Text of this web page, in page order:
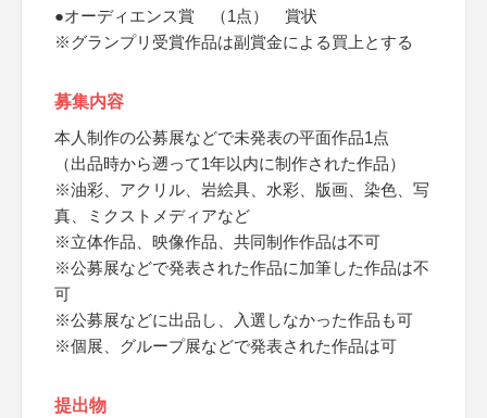
●オーディエンス賞 （1点） 賞状
※グランプリ受賞作品は副賞金による買上とする
募集内容
本人制作の公募展などで未発表の平面作品1点
（出品時から遡って1年以内に制作された作品）
※油彩、アクリル、岩絵具、水彩、版画、染色、写
真、ミクストメディアなど
※立体作品、映像作品、共同制作作品は不可
※公募展などで発表された作品に加筆した作品は不
可
※公募展などに出品し、入選しなかった作品も可
※個展、グループ展などで発表された作品は可
提出物